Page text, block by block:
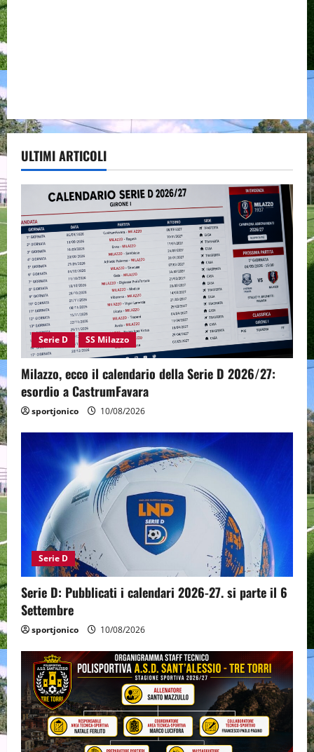
ULTIMI ARTICOLI
Serie D SS Milazzo
Milazzo, ecco il calendario della Serie D 2026/27:
esordio a CastrumFavara
sportjonico 10/08/2026
Serie D
Serie D: Pubblicati i calendari 2026-27. si parte il 6
Settembre
sportjonico 10/08/2026